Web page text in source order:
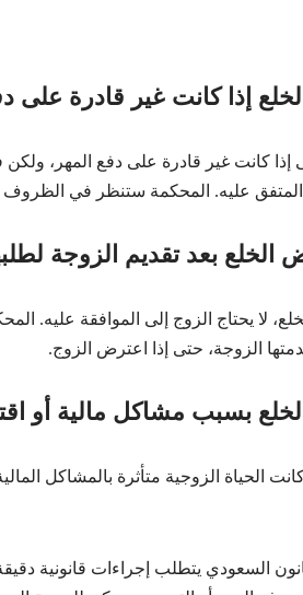
إذا كانت غير قادرة على
إذا كانت غير قادرة على دفع المهر،
عليه. المحكمة ستنظر في الظروف
بعد تقديم الزوجة
لا يحتاج الزوج إلى الموافقة عليه.
الزوجة، حتى إذا اعترض الزوج.
بسبب مشاكل مالية أو
الحياة الزوجية متأثرة بالمشاكل
السعودي يتطلب إجراءات قانونية